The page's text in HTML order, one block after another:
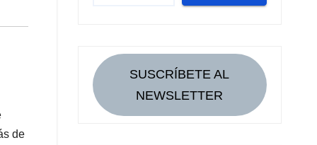
de
SUSCRÍBETE AL
NEWSLETTER